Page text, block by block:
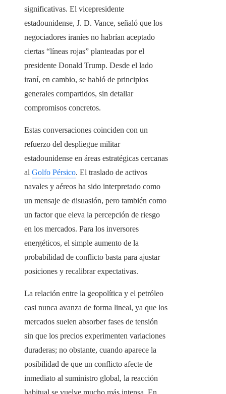
significativas. El vicepresidente
estadounidense, J. D. Vance, señaló que los
negociadores iraníes no habrían aceptado
ciertas “líneas rojas” planteadas por el
presidente Donald Trump. Desde el lado
iraní, en cambio, se habló de principios
generales compartidos, sin detallar
compromisos concretos.
Estas conversaciones coinciden con un
refuerzo del despliegue militar
estadounidense en áreas estratégicas cercanas
al Golfo Pérsico. El traslado de activos
navales y aéreos ha sido interpretado como
un mensaje de disuasión, pero también como
un factor que eleva la percepción de riesgo
en los mercados. Para los inversores
energéticos, el simple aumento de la
probabilidad de conflicto basta para ajustar
posiciones y recalibrar expectativas.
La relación entre la geopolítica y el petróleo
casi nunca avanza de forma lineal, ya que los
mercados suelen absorber fases de tensión
sin que los precios experimenten variaciones
duraderas; no obstante, cuando aparece la
posibilidad de que un conflicto afecte de
inmediato al suministro global, la reacción